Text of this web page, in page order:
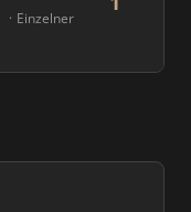
Einzelner